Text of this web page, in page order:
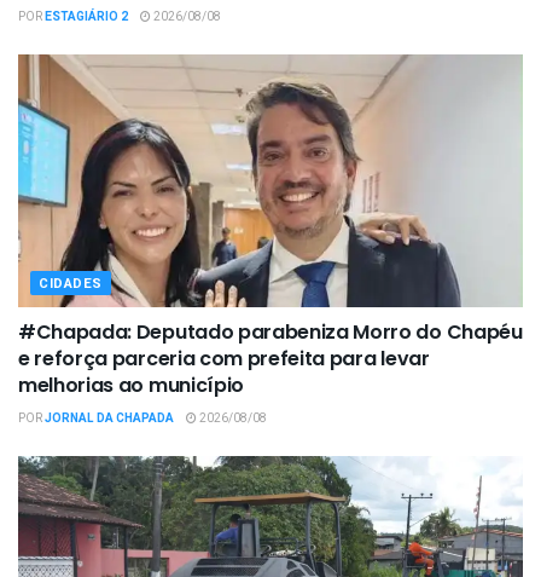
PORESTAGIÁRIO 2 2026/08/08
CIDADES
#Chapada: Deputado parabeniza Morro do Chapéu
e reforça parceria com prefeita para levar
melhorias ao município
PORJORNAL DA CHAPADA 2026/08/08